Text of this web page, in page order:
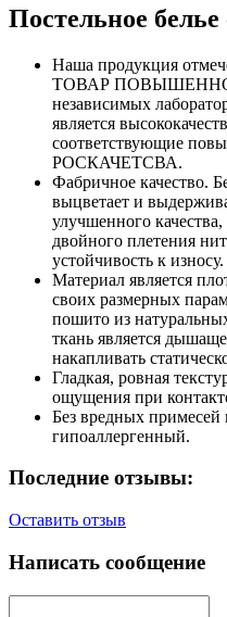
Постельное
Наша продукция
ТОВАР
независимых
является
соответствующие
РОСКАЧЕТСВА.
Фабричное качество.
выцветает и
улучшенного
двойного плетения
устойчивость к износу.
Материал является
своих размерных
пошито из
ткань является
накапливать
Гладкая, ровная
ощущения при
Без вредных
гипоаллергенный.
Последние отзывы:
Оставить отзыв
Написать сообщение